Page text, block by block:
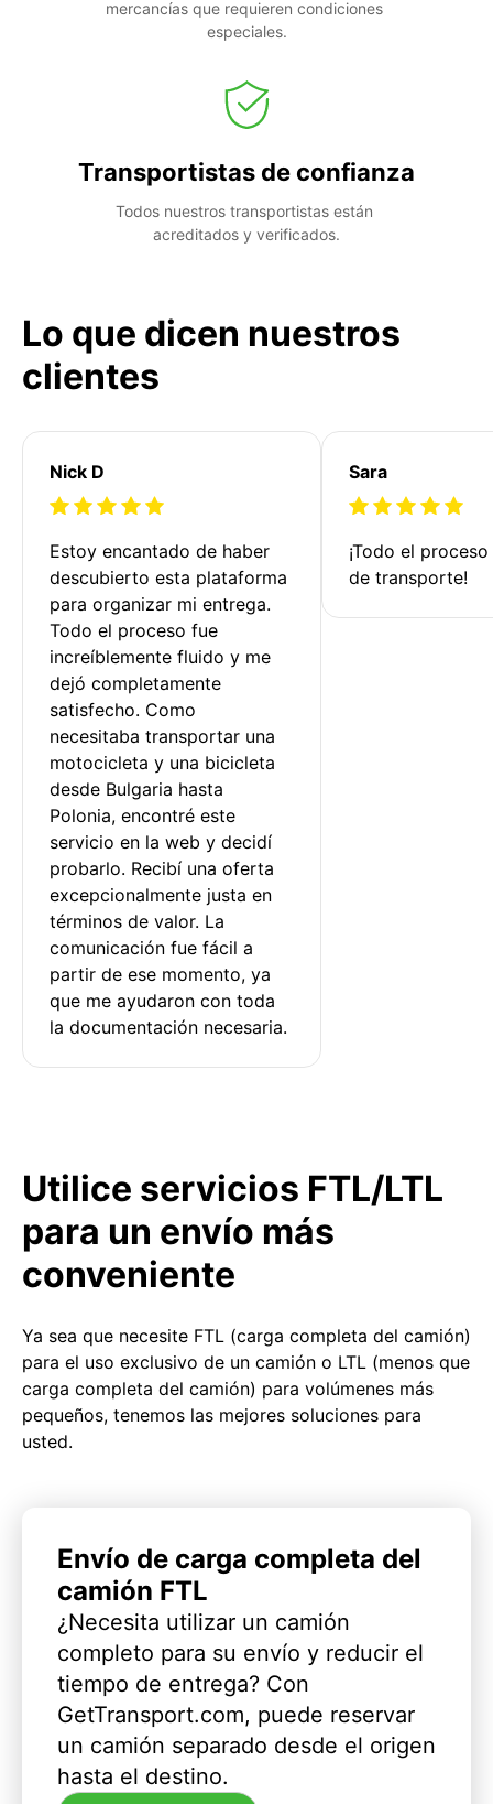
mercancías que requieren condiciones
especiales.
Transportistas de confianza
Todos nuestros transportistas están
acreditados y verificados.
Lo que dicen nuestros
clientes
Nick D
Estoy encantado de haber
descubierto esta plataforma
para organizar mi entrega.
Todo el proceso fue
increíblemente fluido y me
dejó completamente
satisfecho. Como
necesitaba transportar una
motocicleta y una bicicleta
desde Bulgaria hasta
Polonia, encontré este
servicio en la web y decidí
probarlo. Recibí una oferta
excepcionalmente justa en
términos de valor. La
comunicación fue fácil a
partir de ese momento, ya
que me ayudaron con toda
la documentación necesaria.
Sara
¡Todo el
de transporte!
Utilice servicios FTL/LTL
para un envío más
conveniente
Ya sea que necesite FTL (carga completa del camión)
para el uso exclusivo de un camión o LTL (menos que
carga completa del camión) para volúmenes más
pequeños, tenemos las mejores soluciones para
usted.
Envío de carga completa del
camión FTL
¿Necesita utilizar un camión
completo para su envío y reducir el
tiempo de entrega? Con
GetTransport.com, puede reservar
un camión separado desde el origen
hasta el destino.